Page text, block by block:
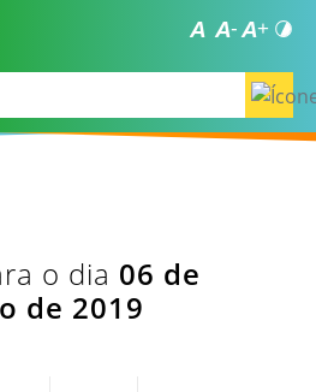
o dia 06 de
de 2019